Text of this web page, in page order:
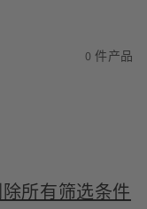
0 件产品
所有筛选条件